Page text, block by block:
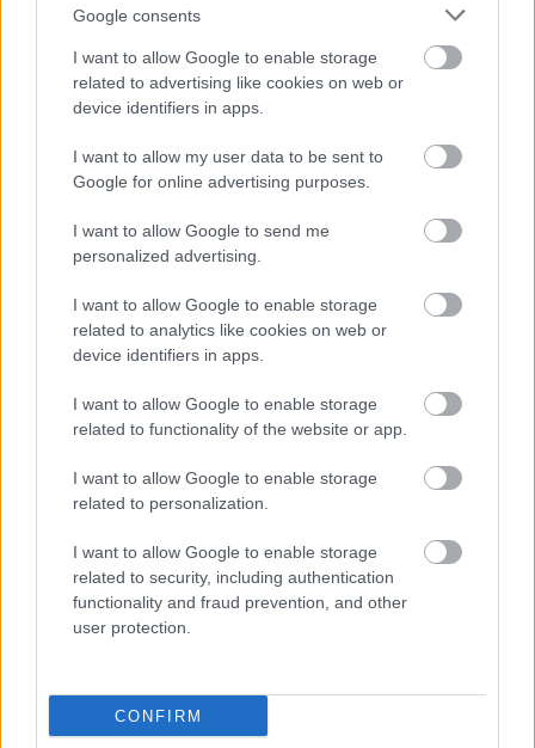
Google consents
I want to allow Google to enable storage
related to advertising like cookies on web or
device identifiers in apps.
I want to allow my user data to be sent to
Google for online advertising purposes.
I want to allow Google to send me
personalized advertising.
I want to allow Google to enable storage
related to analytics like cookies on web or
device identifiers in apps.
I want to allow Google to enable storage
related to functionality of the website or app.
I want to allow Google to enable storage
related to personalization.
I want to allow Google to enable storage
related to security, including authentication
functionality and fraud prevention, and other
user protection.
CONFIRM
A padláson találtam
egy 1991-es levelet
az első…
Április 7. horoszkóp:
nem minden
csillagjegy ússza…
Az ötéves kislányom
zokogva fogadott,
A kamasz fiú azt
hitte, hogy túljárt a
A húsvét nagy
ezeknek a jegyeknek…
A feleségem 10 éve
az öt…
Miért kell hirtelen
pisilni, amikor folyó
A férjem elhagyott 6